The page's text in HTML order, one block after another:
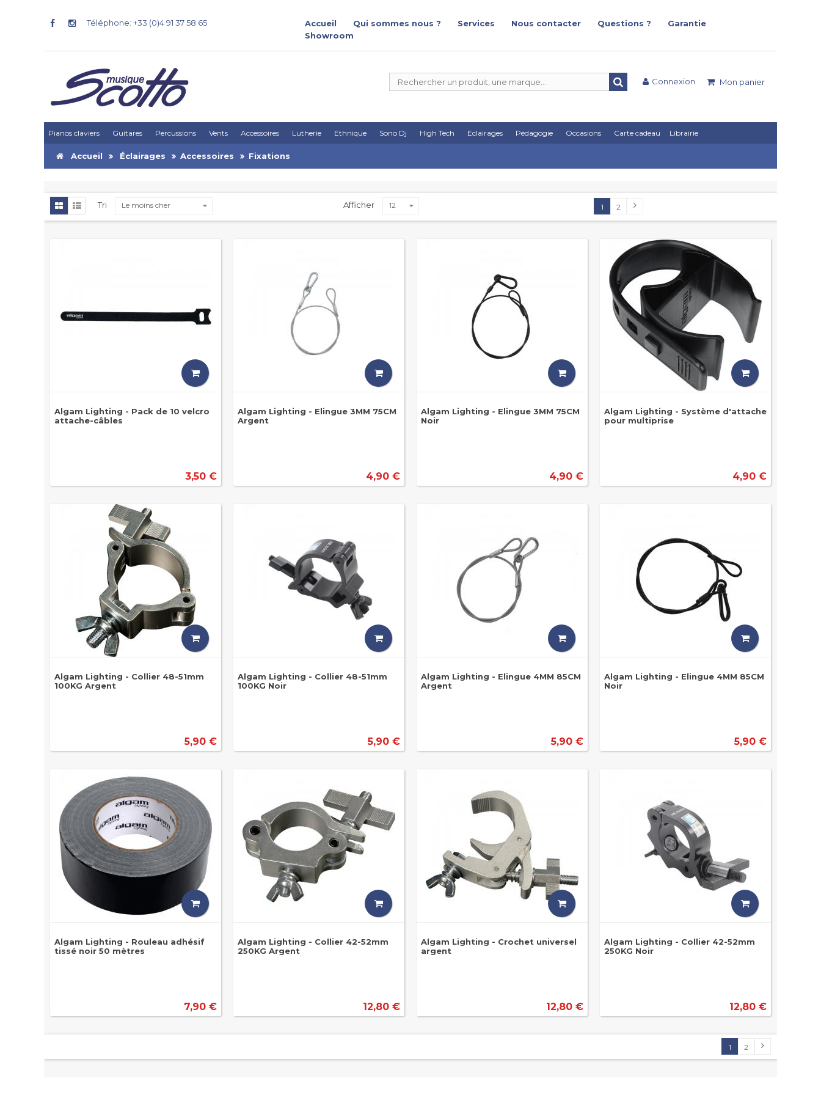
Téléphone: +33 (0)4 91 37 58 65 Accueil Qui sommes nous ? Services Nous contacter Questions ?
Garantie
Showroom
Mon panier
Connexion
Pianos claviers Guitares Percussions Vents Accessoires Lutherie Ethnique Sono Dj High Tech Eclairages Pédagogie Occasions Carte cadeau Librairie
Accueil Éclairages Accessoires Fixations
1 2
Tri Le moins cher Afficher 12
Algam Lighting - Pack de 10 velcro
attache-câbles
3,50 €
Algam Lighting - Elingue 3MM 75CM
Argent
4,90 €
Algam Lighting - Elingue 3MM 75CM
Noir
4,90 €
Algam Lighting - Système d'attache
pour multiprise
4,90 €
Algam Lighting - Collier 48-51mm
100KG Argent
5,90 €
Algam Lighting - Collier 48-51mm
100KG Noir
5,90 €
Algam Lighting - Elingue 4MM 85CM
Argent
5,90 €
Algam Lighting - Elingue 4MM 85CM
Noir
5,90 €
Algam Lighting - Rouleau adhésif
tissé noir 50 mètres
7,90 €
Algam Lighting - Collier 42-52mm
250KG Argent
12,80 €
Algam Lighting - Crochet universel
argent
12,80 €
Algam Lighting - Collier 42-52mm
250KG Noir
12,80 €
1 2